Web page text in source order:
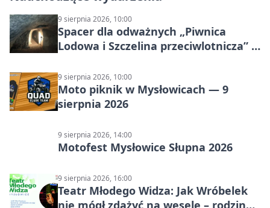
9 sierpnia 2026, 10:00
Spacer dla odważnych „Piwnica
Lodowa i Szczelina przeciwlotnicza” –
9 sierpnia 2026, 10:00
Moto piknik w Mysłowicach — 9
sierpnia 2026
9 sierpnia 2026, 14:00
Motofest Mysłowice Słupna 2026
9 sierpnia 2026, 16:00
Teatr Młodego Widza: Jak Wróbelek
nie mógł zdążyć na wesele – rodzinny